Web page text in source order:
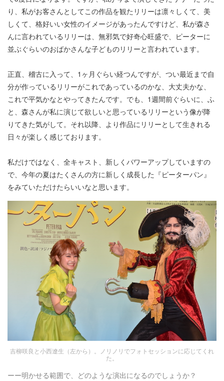
り、私がお客さんとしてこの作品を観たリリーは凛々しくて、美
しくて、格好いい女性のイメージがあったんですけど、私が森さ
んに言われているリリーは、無邪気で好奇心旺盛で、ピーターに
並ぶぐらいのおばかさんな子どものリリーと言われています。
正直、稽古に入って、1ヶ月ぐらい経つんですが、つい最近まで自
分が作っているリリーがこれであっているのかな、大丈夫かな、
これで平気かなとやってきたんです。でも、1週間前ぐらいに、ふ
と、森さんが私に演じて欲しいと思っているリリーという像が降
りてきた気がして。それ以降、より作品にリリーとして生きれる
日々が楽しく感じております。
私だけではなく、全キャスト、新しくパワーアップしていますの
で、今年の夏はたくさんの方に新しく成長した『ピーターパン』
をみていただけたらいいなと思います。
吉柳咲良と小西遼生（左から）。ノリノリでフォトセッションに応じてくれ
た。
ーー明かせる範囲で、どのような演出になるのでしょうか？